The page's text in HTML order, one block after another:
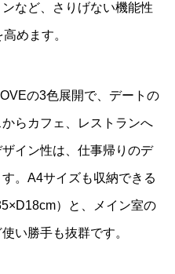
など、さりげない機能性
めます。
の3色展開で、デートの
らカフェ、レストランへ
イン性は、仕事帰りのデ
。A4サイズも収納できる
）と、メイン室の
い勝手も抜群です。